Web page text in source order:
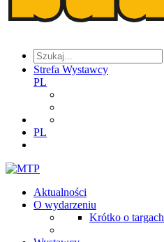
Strefa Wystawcy
PL
PL
Aktualności
O wydarzeniu
Krótko o targach